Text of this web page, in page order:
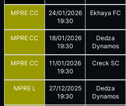
MPRE CC
24/01/2026
19:30
Ekhaya FC
MPRE CC
18/01/2026
19:30
Dedza
Dynamos
MPRE CC
11/01/2026
19:30
Creck SC
MPRE L
27/12/2025
19:30
Dedza
Dynamos